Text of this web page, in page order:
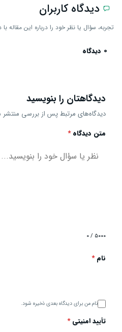
دیدگاه کاربران
تجربه، سؤال یا نظر خود را درباره این مقاله
0 دیدگاه
دیدگاهتان را بنویسید
دیدگاه‌های مرتبط پس از بررسی
متن دیدگاه*
۰ / ۵۰۰۰
نام*
نام من برای دیدگاه بعدی ذخیره شود.
تأیید امنیتی*